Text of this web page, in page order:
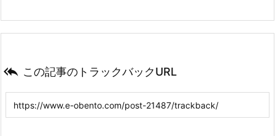
 この記事のトラックバックURL